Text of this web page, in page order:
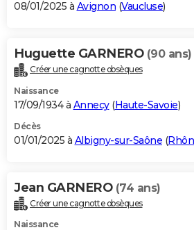
08/01/2025 à Avignon (Vaucluse)
Huguette GARNERO (90 ans)
Créer une cagnotte obsèques
Naissance
17/09/1934 à Annecy(Haute-Savoie)
Décès
01/01/2025 à Albigny-sur-Saône (
Jean GARNERO (74 ans)
Créer une cagnotte obsèques
Naissance